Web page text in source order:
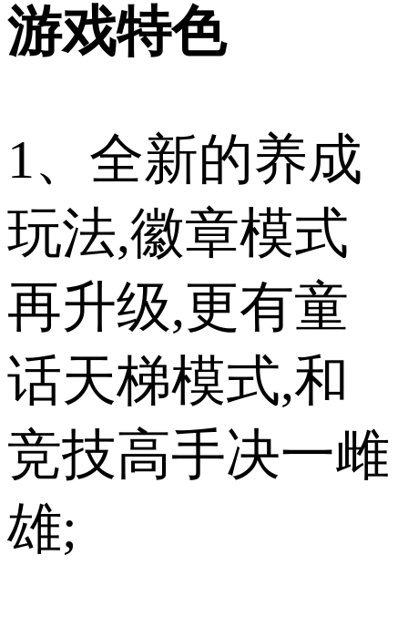
游戏特色
1、全新的养成
玩法,徽章模式
再升级,更有童
话天梯模式,和
竞技高手决一雌
雄;